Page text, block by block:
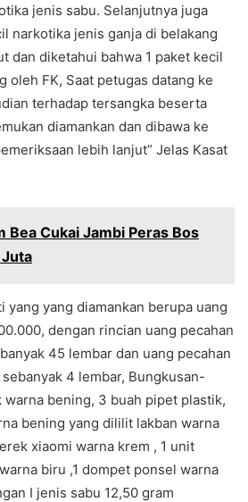
jenis sabu. Selanjutnya juga
narkotika jenis ganja di belakang
dan diketahui bahwa 1 paket kecil
oleh FK, Saat petugas datang ke
terhadap tersangka beserta
diamankan dan dibawa ke
lebih lanjut” Jelas Kasat
Bea Cukai Jambi Peras Bos
yang yang diamankan berupa uang
dengan rincian uang pecahan
45 lembar dan uang pecahan
4 lembar, Bungkusan-
bening, 3 buah pipet plastik,
bening yang dililit lakban warna
xiaomi warna krem , 1 unit
biru ,1 dompet ponsel warna
I jenis sabu 12,50 gram